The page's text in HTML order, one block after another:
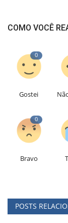
COMO VOCÊ
0
Gostei
0
Bravo
POSTS